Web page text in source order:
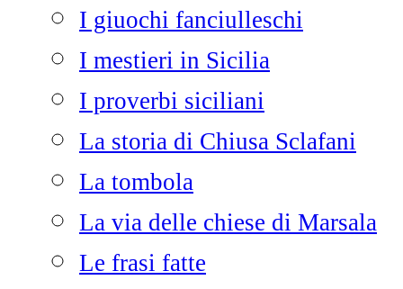
I giuochi fanciulleschi
I mestieri in Sicilia
I proverbi siciliani
La storia di Chiusa Sclafani
La tombola
La via delle chiese di Marsala
Le frasi fatte